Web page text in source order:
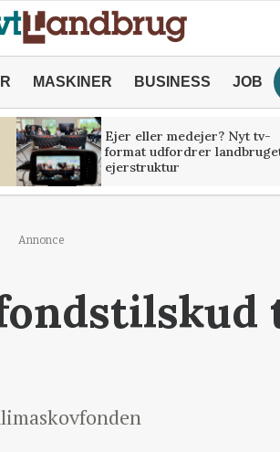
MASKINER BUSINESS JOB
Ejer eller medejer? Nyt tv-
format udfordrer
ejerstruktur
Annonce